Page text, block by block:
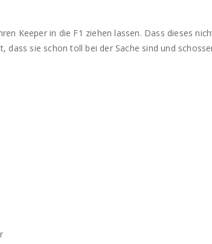
Keeper in die F1 ziehen lassen. Dass dieses
dass sie schon toll bei der Sache sind und